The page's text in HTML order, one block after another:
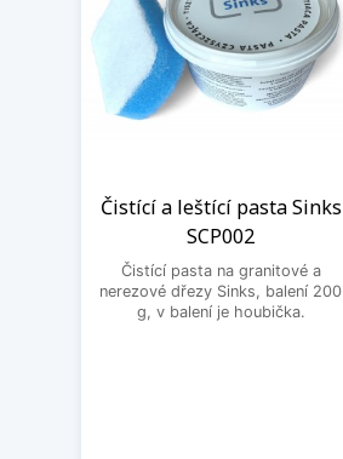
Čistící a leštící pasta Sinks
SCP002
Čistící pasta na granitové a
nerezové dřezy Sinks, balení 200
g, v balení je houbička.